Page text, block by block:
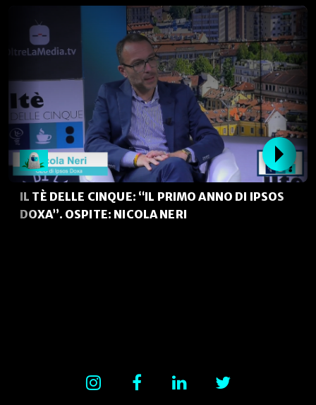
IL TÈ DELLE CINQUE: “IL PRIMO ANNO DI IPSOS
DOXA”. OSPITE: NICOLA NERI